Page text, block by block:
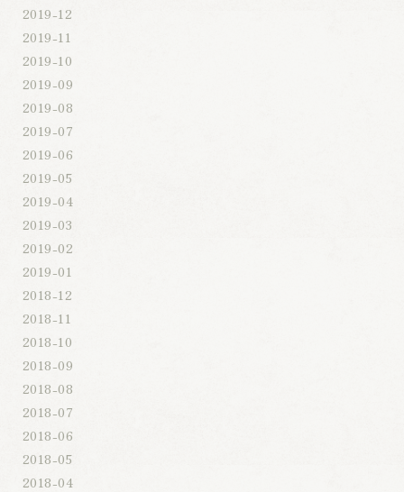
2019-12
2019-11
2019-10
2019-09
2019-08
2019-07
2019-06
2019-05
2019-04
2019-03
2019-02
2019-01
2018-12
2018-11
2018-10
2018-09
2018-08
2018-07
2018-06
2018-05
2018-04